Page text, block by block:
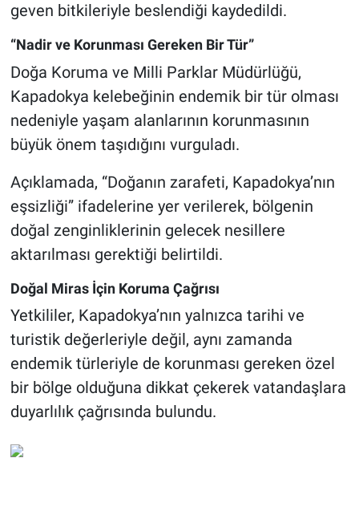
geven bitkileriyle beslendiği kaydedildi.
“Nadir ve Korunması Gereken Bir Tür”
Doğa Koruma ve Milli Parklar Müdürlüğü,
Kapadokya kelebeğinin endemik bir tür olması
nedeniyle yaşam alanlarının korunmasının
büyük önem taşıdığını vurguladı.
Açıklamada, “Doğanın zarafeti, Kapadokya’nın
eşsizliği” ifadelerine yer verilerek, bölgenin
doğal zenginliklerinin gelecek nesillere
aktarılması gerektiği belirtildi.
Doğal Miras İçin Koruma Çağrısı
Yetkililer, Kapadokya’nın yalnızca tarihi ve
turistik değerleriyle değil, aynı zamanda
endemik türleriyle de korunması gereken özel
bir bölge olduğuna dikkat çekerek vatandaşlara
duyarlılık çağrısında bulundu.
Çevre